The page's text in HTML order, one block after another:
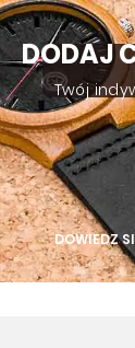
DODAJ
Twój
DOWIEDZ